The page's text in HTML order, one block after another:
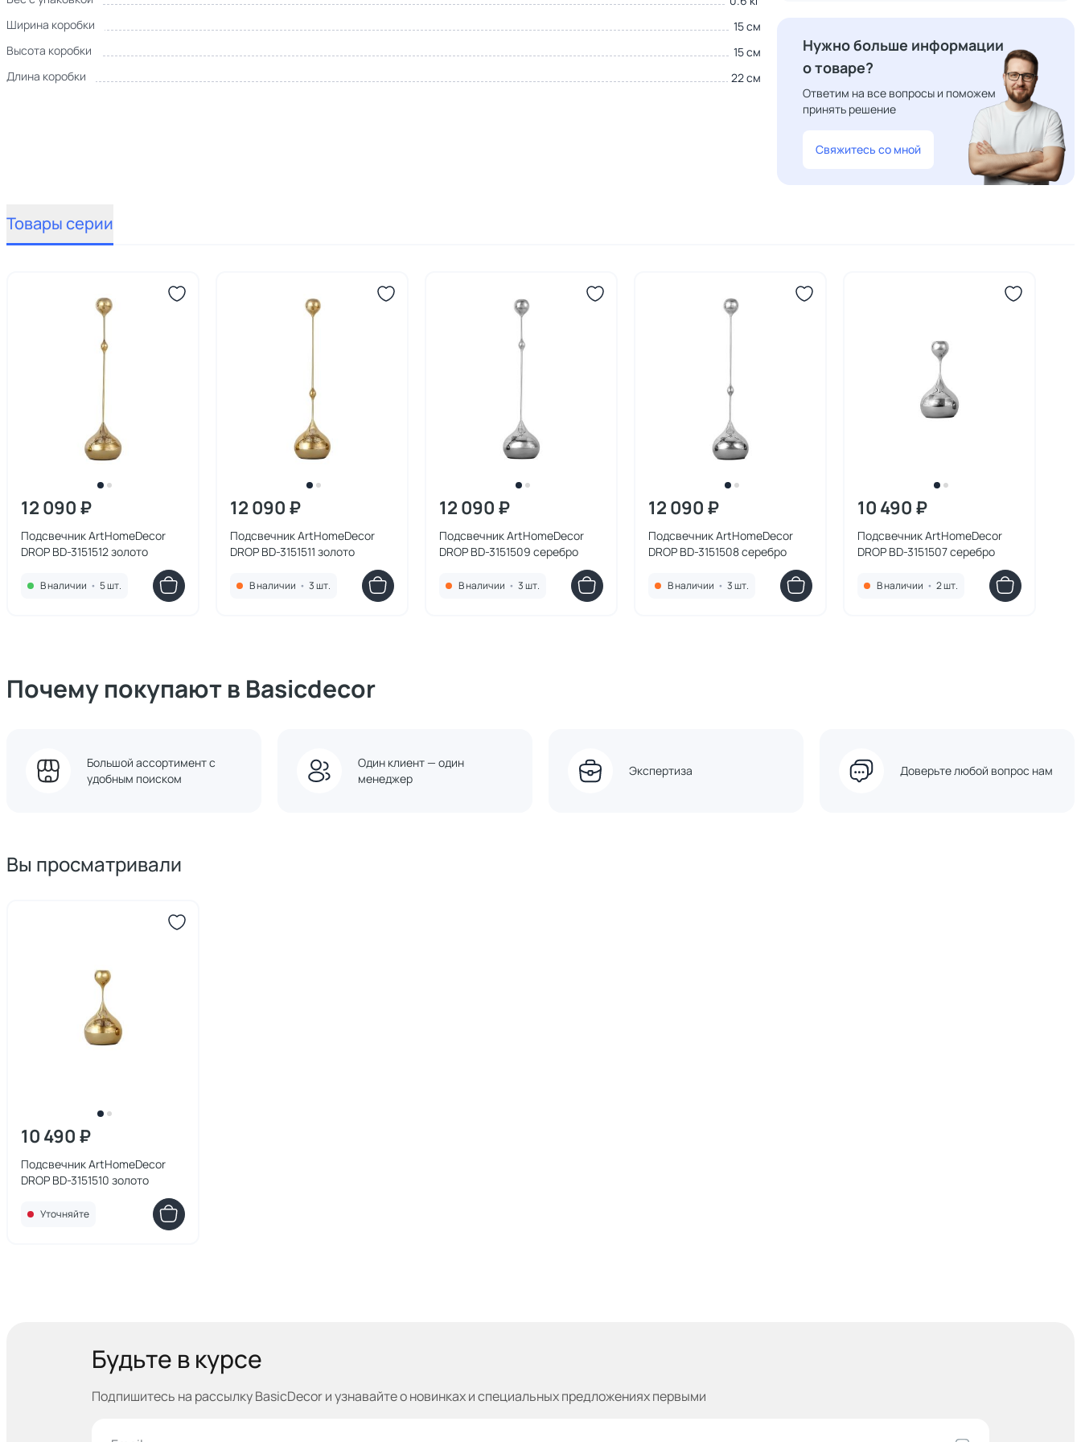
Ширина коробки
15 см
Высота коробки
15 см
Длина коробки
22 см
Нужно больше информации
о товаре?
Ответим на все вопросы и поможем
принять решение
Свяжитесь со мной
Товары серии
12 090 ₽
Подсвечник ArtHomeDecor
DROP BD-3151512 золото
В наличии • 5 шт.
12 090 ₽
Подсвечник ArtHomeDecor
DROP BD-3151511 золото
В наличии • 3 шт.
12 090 ₽
Подсвечник ArtHomeDecor
DROP BD-3151509 серебро
В наличии • 3 шт.
12 090 ₽
Подсвечник ArtHomeDecor
DROP BD-3151508 серебро
В наличии • 3 шт.
10 490 ₽
Подсвечник ArtHomeDecor
DROP BD-3151507 серебро
В наличии • 2 шт.
Почему покупают в Basicdecor
Большой ассортимент с
удобным поиском
Один клиент — один
менеджер
Экспертиза Доверьте любой вопрос нам
Вы просматривали
10 490 ₽
Подсвечник ArtHomeDecor
DROP BD-3151510 золото
Уточняйте
Будьте в курсе
Подпишитесь на рассылку BasicDecor и узнавайтео новинках и специальных предложениях первыми